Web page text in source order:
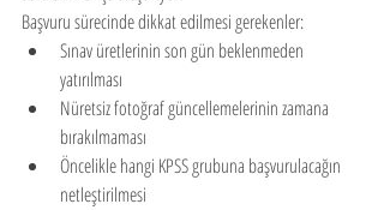
Başvuru sürecinde dikkat edilmesi gerekenler:
Sınav üretlerinin son gün beklenmeden
yatırılması
Nüretsiz fotoğraf güncellemelerinin zamana
bırakılmaması
Öncelikle hangi KPSS grubuna başvurulacağın
netleştirilmesi